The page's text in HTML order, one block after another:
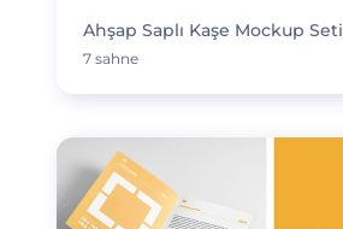
Ahşap Saplı Kaşe Mockup Seti
7 sahne